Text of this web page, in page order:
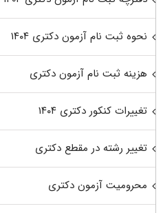
نحوه ثبت نام آزمون دکتری ۱۴۰۴
هزینه ثبت نام آزمون دکتری
تغییرات کنکور دکتری ۱۴۰۴
تغییر رشته در مقطع دکتری
محرومیت آزمون دکتری